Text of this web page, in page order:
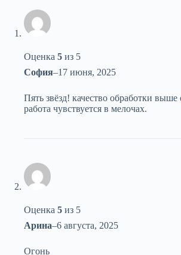
Оценка 5 из 5
София–17 июня, 2025
Пять звёзд! качество обработки
работа чувствуется в мелочах.
Оценка 5 из 5
Арина–6 августа, 2025
Огонь